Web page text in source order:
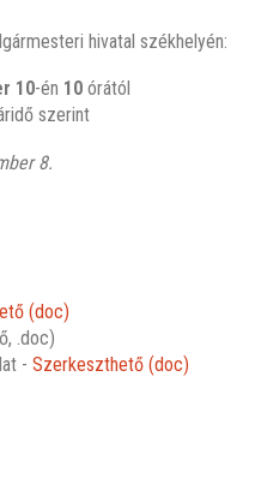
hivatal székhelyén:
10-én 10 órától
szerint
8.
(doc)
.doc)
- Szerkeszthető (doc)